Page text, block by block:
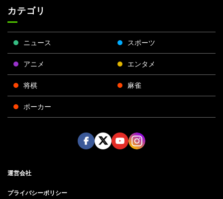
カテゴリ
ニュース スポーツ
アニメ エンタメ
将棋 麻雀
ポーカー
運営会社
プライバシーポリシー